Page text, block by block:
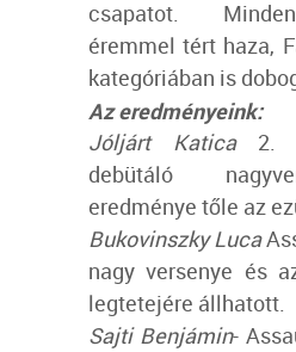
csapatot.
éremmel tért haza,
kategóriában is
Az eredményeink:
Jóljárt Katica2.
debütáló
eredménye tőle az
Bukovinszky Luca
nagy versenye és
legtetejére állhatott.
Sajti Benjámin-